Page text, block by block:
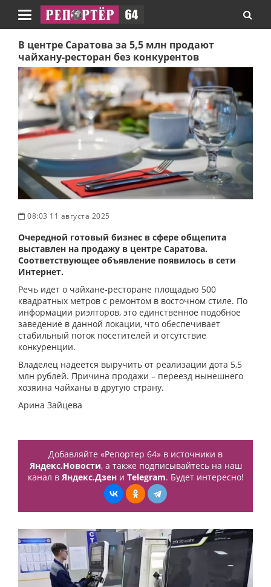
Навигация
В центре Саратова за 5,5 млн продают
чайхану-ресторан без конкурентов
08:03 11 августа 2025
Очередной готовый бизнес в сфере общепита
выставлен на продажу в центре Саратова.
Соответствующее объявление появилось в сети
Интернет.
Речь идет о чайхане-ресторане площадью 500
квадратных метров с ремонтом в восточном стиле. По
информации риэлторов, это единственное подобное
заведение в данной локации, что обеспечивает
стабильный поток посетителей и отсутствие
конкуренции.
Владелец надеется выручить от реализации дота 5,5
млн рублей. Причина продажи – переезд нынешнего
хозяина чайханы в другую страну.
Арина Зайцева
Добавляйте «Репортер 64» в источники в
Яндекс.Новости, а также подписывайтесь на наш
канал в Яндекс.Дзени Telegram. Будет интересно!